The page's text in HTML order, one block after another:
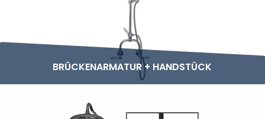
BRÜCKENARMATUR + HANDSTÜCK